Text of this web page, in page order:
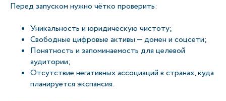
Перед запуском нужно чётко проверить:
Уникальность и юридическую чистоту;
Свободные цифровые активы — домен и соцсети;
Понятность и запоминаемость для целевой
аудитории;
Отсутствие негативных ассоциаций в странах, куда
планируется экспансия.